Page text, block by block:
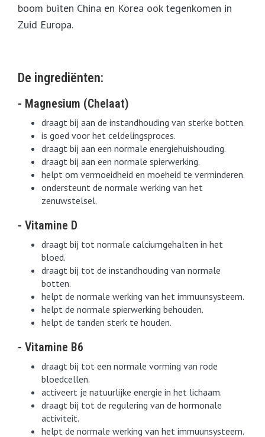
boom buiten China en Korea ook tegenkomen in
Zuid Europa.
De ingrediënten:
- Magnesium (Chelaat)
draagt bij aan de instandhouding van sterke botten.
is goed voor het celdelingsproces.
draagt bij aan een normale energiehuishouding.
draagt bij aan een normale spierwerking.
helpt om vermoeidheid en moeheid te verminderen.
ondersteunt de normale werking van het
zenuwstelsel.
- Vitamine D
draagt bij tot normale calciumgehalten in het
bloed.
draagt bij tot de instandhouding van normale
botten.
helpt de normale werking van het immuunsysteem.
helpt de normale spierwerking behouden.
helpt de tanden sterk te houden.
- Vitamine B6
draagt bij tot een normale vorming van rode
bloedcellen.
activeert je natuurlijke energie in het lichaam.
draagt bij tot de regulering van de hormonale
activiteit.
helpt de normale werking van het immuunsysteem.